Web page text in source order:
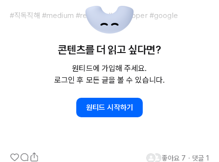
#직독직해 #medium #resume #developer #google
콘텐츠를 더 읽고 싶다면?
원티드에 가입해 주세요.
로그인 후 모든 글을 볼 수 있습니다.
원티드 시작하기
좋아요 7 ・ 댓글 1